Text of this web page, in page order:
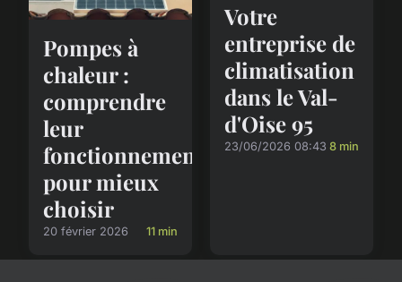
Pompes à
chaleur :
comprendre
leur
fonctionnement
pour mieux
choisir
20 février 2026 11 min
Votre
entreprise de
climatisation
dans le Val-
d'Oise 95
23/06/2026 08:43 8 min